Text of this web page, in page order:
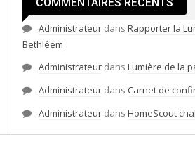
Administrateur dans Rapporter la
Bethléem
Administrateur dans Lumière de la
Administrateur dans Carnet de
Administrateur dans HomeScout